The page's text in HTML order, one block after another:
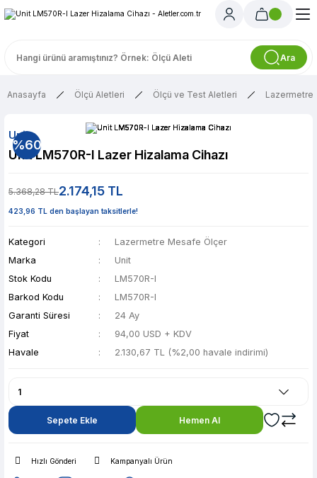
Ara
Anasayfa Ölçü Aletleri Ölçü ve Test Aletleri Lazermetre
%60
Unit
Unit LM570R-I Lazer Hizalama Cihazı
5.368,28 TL2.174,15 TL
423,96 TL den başlayan taksitlerle!
Kategori
Lazermetre Mesafe Ölçer
Marka
Unit
Stok Kodu
LM570R-I
Barkod Kodu
LM570R-I
Garanti Süresi
24 Ay
Fiyat
94,00 USD + KDV
Havale
2.130,67 TL (%2,00 havale indirimi)
Sepete Ekle Hemen Al
Hızlı Gönderi Kampanyalı Ürün